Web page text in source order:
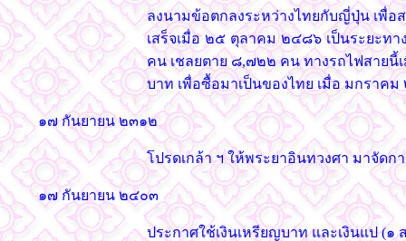
ลงนามข้อตกลงระหว่างไทยกับญี่ปุ่น เพื่อ
เสร็จเมื่อ ๒๕ ตุลาคม ๒๔๘๖ เป็นระยะท
คน เชลยตาย ๘,๗๒๒ คน ทางรถไฟสายนี้
บาท เพื่อซื้อมาเป็นของไทย เมื่อ มกราค
๑๗ กันยายน ๒๓๑๒
โปรดเกล้า ฯ ให้พระยาอินทวงศา มาจัด
๑๗ กันยายน ๒๔๐๓
ประกาศใช้เงินเหรียญบาท และเงินแป (